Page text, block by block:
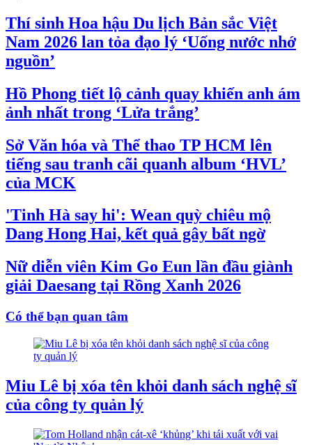
Thí sinh Hoa hậu Du lịch Bản sắc Việt
Nam 2026 lan tỏa đạo lý ‘Uống nước nhớ
nguồn’
Hồ Phong tiết lộ cảnh quay khiến anh ám
ảnh nhất trong ‘Lửa trắng’
Sở Văn hóa và Thể thao TP HCM lên
tiếng sau tranh cãi quanh album ‘HVL’
của MCK
'Tinh Hà say hi': Wean quỳ chiêu mộ
Dang Hong Hai, kết quả gây bất ngờ
Nữ diễn viên Kim Go Eun lần đầu giành
giải Daesang tại Rồng Xanh 2026
Có thể bạn quan tâm
Miu Lê bị xóa tên khỏi danh sách nghệ sĩ
của công ty quản lý